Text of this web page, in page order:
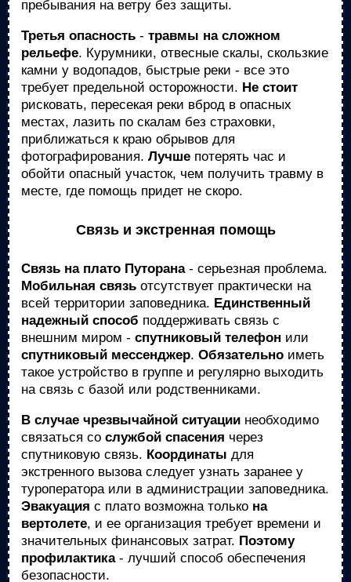
пребывания на ветру без защиты.
Третья опасность - травмы на сложном
рельефе. Курумники, отвесные скалы, скользкие
камни у водопадов, быстрые реки - все это
требует предельной осторожности. Не стоит
рисковать, пересекая реки вброд в опасных
местах, лазить по скалам без страховки,
приближаться к краю обрывов для
фотографирования. Лучше потерять час и
обойти опасный участок, чем получить травму в
месте, где помощь придет не скоро.
Связь и экстренная помощь
Связь на плато Путорана- серьезная проблема.
Мобильная связь отсутствует практически на
всей территории заповедника. Единственный
надежный способ поддерживать связь с
внешним миром - спутниковый телефон или
спутниковый мессенджер. Обязательно иметь
такое устройство в группе и регулярно выходить
на связь с базой или родственниками.
В случае чрезвычайной ситуации необходимо
связаться со службой спасения через
спутниковую связь. Координаты для
экстренного вызова следует узнать заранее у
туроператора или в администрации заповедника.
Эвакуация с плато возможна только на
вертолете, и ее организация требует времени и
значительных финансовых затрат. Поэтому
профилактика- лучший способ обеспечения
безопасности.